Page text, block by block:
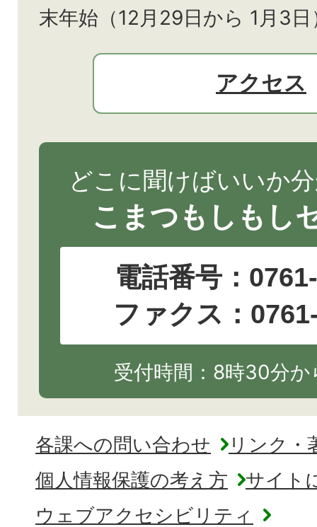
末年始（12月29日から 1月3
アクセス
どこに聞けばいいか
こまつもしもし
電話番号：
ファクス：
受付時間：8時30分
各課への問い合わせ
リンク・
個人情報保護の考え方
サイト
ウェブアクセシビリティ